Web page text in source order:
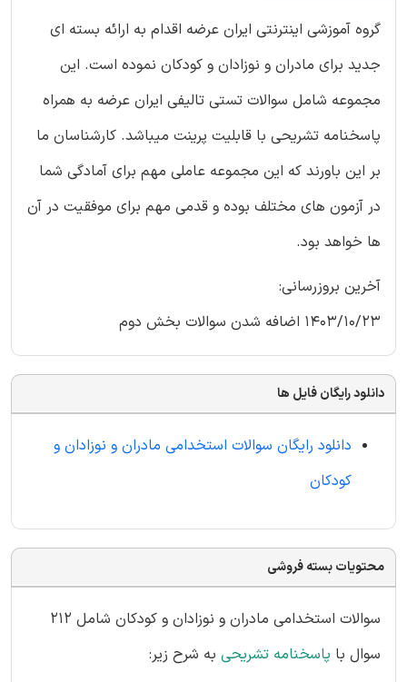
گروه آموزشی اینترنتی ایران عرضه اقدام به ارائه بسته ای
جدید برای مادران و نوزادان و کودکان نموده است. این
مجموعه شامل سوالات تستی تالیفی ایران عرضه به همراه
پاسخنامه تشریحی با قابلیت پرینت میباشد. کارشناسان ما
بر این باورند که این مجموعه عاملی مهم برای آمادگی شما
در آزمون های مختلف بوده و قدمی مهم برای موفقیت در آن
ها خواهد بود.
آخرین بروزرسانی:
1403/10/23 اضافه شدن سوالات بخش دوم
دانلود رایگان فایل ها
دانلود رایگان سوالات استخدامی مادران و نوزادان و
کودکان
محتویات بسته فروشی
سوالات استخدامی مادران و نوزادان و کودکان شامل 212
سوال با پاسخنامه تشریحی به شرح زیر: